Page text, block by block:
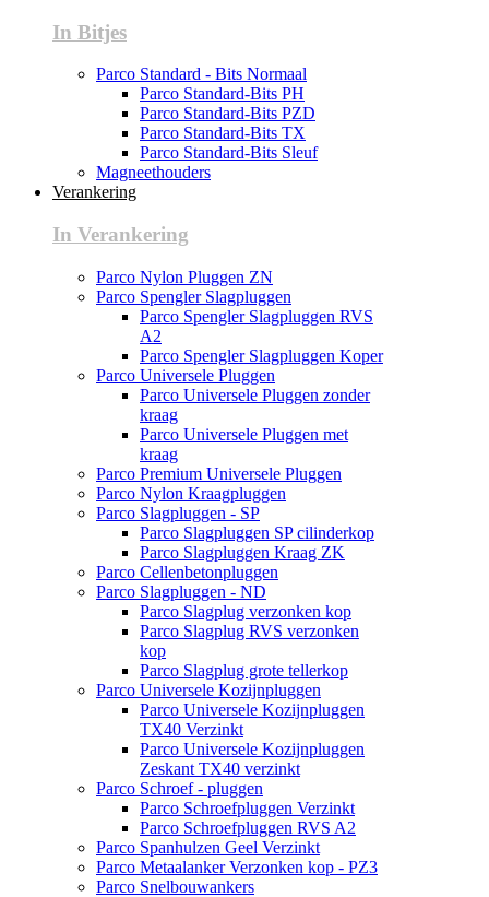
In Bitjes
Parco Standard - Bits Normaal
Parco Standard-Bits PH
Parco Standard-Bits PZD
Parco Standard-Bits TX
Parco Standard-Bits Sleuf
Magneethouders
Verankering
In Verankering
Parco Nylon Pluggen ZN
Parco Spengler Slagpluggen
Parco Spengler Slagpluggen RVS
A2
Parco Spengler Slagpluggen Koper
Parco Universele Pluggen
Parco Universele Pluggen zonder
kraag
Parco Universele Pluggen met
kraag
Parco Premium Universele Pluggen
Parco Nylon Kraagpluggen
Parco Slagpluggen - SP
Parco Slagpluggen SP cilinderkop
Parco Slagpluggen Kraag ZK
Parco Cellenbetonpluggen
Parco Slagpluggen - ND
Parco Slagplug verzonken kop
Parco Slagplug RVS verzonken
kop
Parco Slagplug grote tellerkop
Parco Universele Kozijnpluggen
Parco Universele Kozijnpluggen
TX40 Verzinkt
Parco Universele Kozijnpluggen
Zeskant TX40 verzinkt
Parco Schroef - pluggen
Parco Schroefpluggen Verzinkt
Parco Schroefpluggen RVS A2
Parco Spanhulzen Geel Verzinkt
Parco Metaalanker Verzonken kop - PZ3
Parco Snelbouwankers